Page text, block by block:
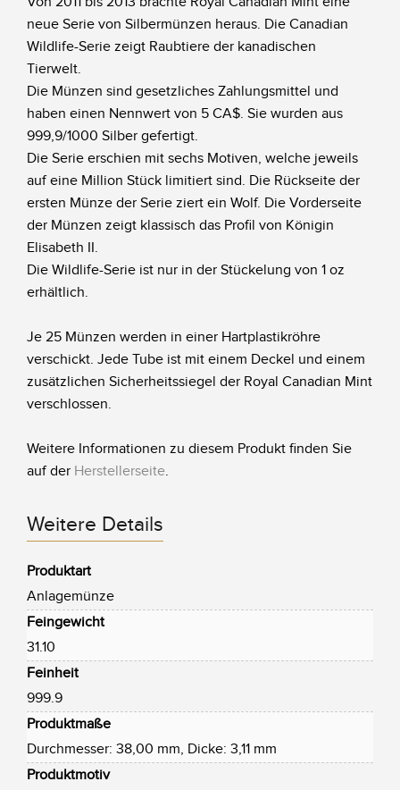
neue Serie von Silbermünzen heraus. Die Canadian
Wildlife-Serie zeigt Raubtiere der kanadischen
Tierwelt.
Die Münzen sind gesetzliches Zahlungsmittel und
haben einen Nennwert von 5 CA$. Sie wurden aus
999,9/1000 Silber gefertigt.
Die Serie erschien mit sechs Motiven, welche jeweils
auf eine Million Stück limitiert sind. Die Rückseite der
ersten Münze der Serie ziert ein Wolf. Die Vorderseite
der Münzen zeigt klassisch das Profil von Königin
Elisabeth II.
Die Wildlife-Serie ist nur in der Stückelung von 1 oz
erhältlich.
Je 25 Münzen werden in einer Hartplastikröhre
verschickt. Jede Tube ist mit einem Deckel und einem
zusätzlichen Sicherheitssiegel der Royal Canadian Mint
verschlossen.
Weitere Informationen zu diesem Produkt finden Sie
auf der Herstellerseite.
Weitere Details
Produktart
Anlagemünze
Feingewicht
31.10
Feinheit
999.9
Produktmaße
Durchmesser: 38,00 mm, Dicke: 3,11 mm
Produktmotiv